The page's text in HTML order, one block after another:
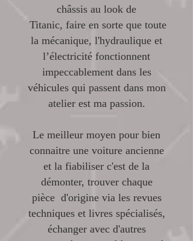
châssis au look de
Titanic, faire en sorte que toute
la mécanique, l'hydraulique et
l’électricité fonctionnent
impeccablement dans les
véhicules qui passent dans mon
atelier est ma passion.
Le meilleur moyen pour bien
connaitre une voiture ancienne
et la fiabiliser c'est de la
démonter, trouver chaque
pièce d'origine via les revues
techniques et livres spécialisés,
échanger avec d'autres